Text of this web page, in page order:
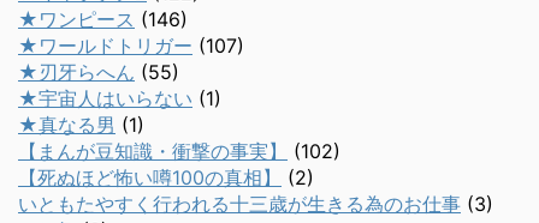
★ワンピース (146)
★ワールドトリガー (107)
★刃牙らへん (55)
★宇宙人はいらない (1)
★真なる男 (1)
【まんが豆知識・衝撃の事実】
(102)
【死ぬほど怖い噂100の真相】
(2)
いともたやすく行われる十三歳が生きる為のお仕事 (3)